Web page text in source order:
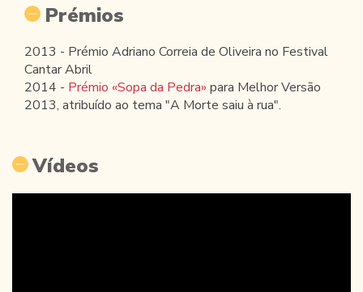
Prémios
2013 - Prémio Adriano Correia de Oliveira no Festival
Cantar Abril
2014 - Prémio «Sopa da Pedra» para Melhor Versão
2013, atribuído ao tema "A Morte saiu à rua".
Vídeos